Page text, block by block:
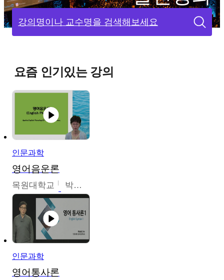
강의명이나 교수명을 검색해보세요
요즘 인기있는 강의
인문과학
영어음운론
목원대학교 박미숙
인문과학
영어통사론